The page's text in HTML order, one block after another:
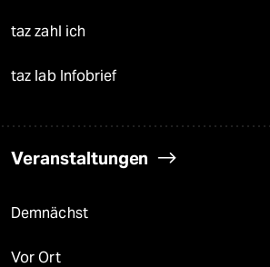
taz zahl ich
taz lab Infobrief
Veranstaltungen
Demnächst
Vor Ort